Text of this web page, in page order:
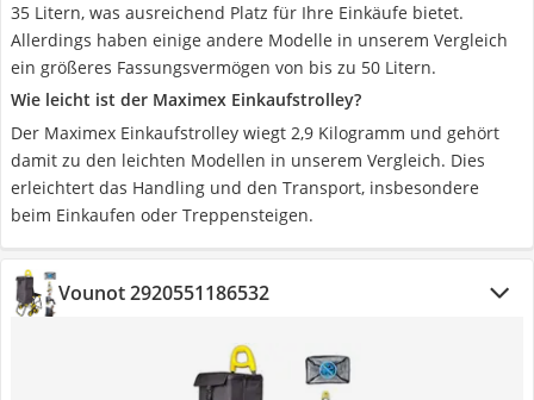
35 Litern, was ausreichend Platz für Ihre Einkäufe bietet.
Allerdings haben einige andere Modelle in unserem Vergleich
ein größeres Fassungsvermögen von bis zu 50 Litern.
Wie leicht ist der Maximex Einkaufstrolley?
Der Maximex Einkaufstrolley wiegt 2,9 Kilogramm und gehört
damit zu den leichten Modellen in unserem Vergleich. Dies
erleichtert das Handling und den Transport, insbesondere
beim Einkaufen oder Treppensteigen.
Vounot 2920551186532